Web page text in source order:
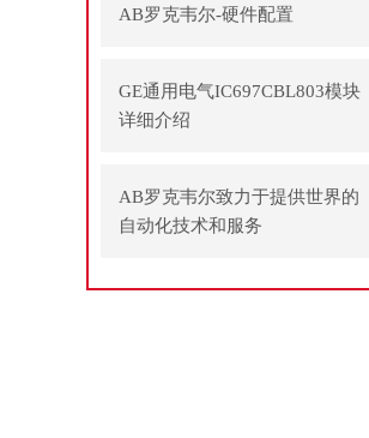
AB罗克韦尔-硬件配置
GE通用电气IC697CBL803模块
详细介绍
AB罗克韦尔致力于提供世界的
自动化技术和服务